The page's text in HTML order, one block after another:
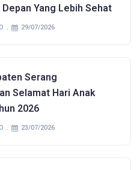
Yang Lebih Sehat
29/07/2026
Serang
Selamat Hari Anak
2026
23/07/2026